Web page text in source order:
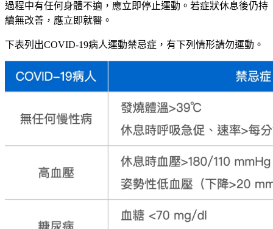
過程中有任何身體不適，應立即停止運動。若症狀休息後仍持
續無改善，應立即就醫。
下表列出COVID-19病人運動禁忌症，有下列情形請勿運動。